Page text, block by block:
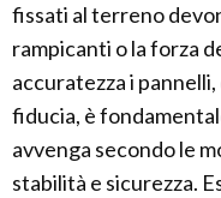
fissati al terreno
rampicanti o la forza
accuratezza i
fiducia, è
avvenga secondo le
stabilità e sicurezza.